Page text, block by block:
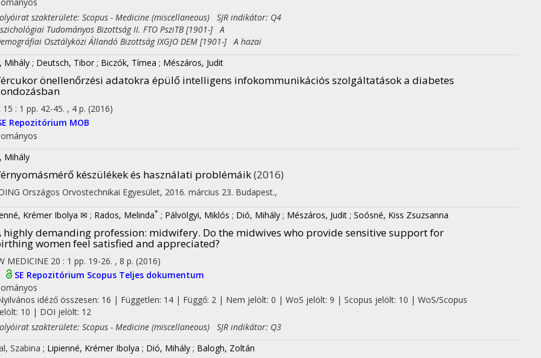
szakterülete: Scopus - Medicine (miscellaneous) SJR indikátor: Q4
Tudományos Bizottság II. FTO PsziTB [1901-] A
Osztályközi Állandó Bizottság IXGJO DEM [1901-] A hazai
Mihály ; Deutsch, Tibor ; Biczók, Tímea ; Mészáros, Judit
önellenőrzési adatokra épülő intelligens infokommunikációs szolgáltatások a diabetes
15 : 1 pp. 42-45. , 4 p. (2016)
Repozitórium MOB
Mihály
készülékek és használati problémáik(2016)
Országos Orvostechnikai Egyesület, 2016. március 23. Budapest.,
Krémer Ibolya ✉ ; Rados, Melinda* ; Pálvölgyi, Miklós ; Dió, Mihály ; Mészáros, Judit ; Soósné, Kiss Zsuzsanna
highly demanding profession: midwifery. Do the midwives who provide sensitive support for
women feel satisfied and appreciated?
MEDICINE 20 : 1 pp. 19-26. , 8 p. (2016)
SE Repozitórium Scopus Teljes dokumentum
idéző összesen: 16 | Független: 14 | Függő: 2 | Nem jelölt: 0 | WoS jelölt: 9 | Scopus jelölt: 10 | WoS/Scopus
10 | DOI jelölt: 12
szakterülete: Scopus - Medicine (miscellaneous) SJR indikátor: Q3
Szabina ; Lipienné, Krémer Ibolya ; Dió, Mihály ; Balogh, Zoltán